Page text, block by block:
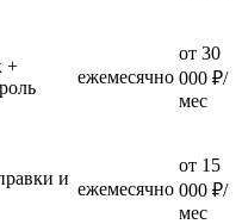
+
ежемесячно
от 30
000 ₽/
мес
и
ежемесячно
от 15
000 ₽/
мес